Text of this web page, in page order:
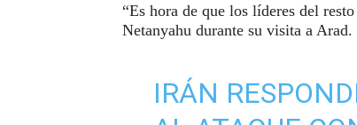
“Es hora de que los líderes del
Netanyahu durante su visita a Arad.
IRÁN